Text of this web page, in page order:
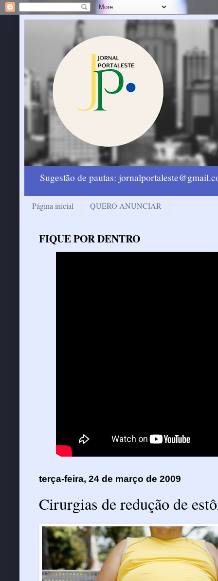
Sugestão de pautas:
Página inicial QUERO ANUNCIAR
FIQUE POR DENTRO
terça-feira, 24 de março de 2009
Cirurgias de redução de